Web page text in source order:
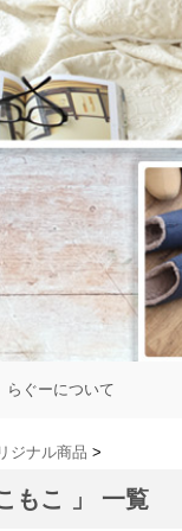
らぐーについて
ジナル商品 >
もこ 」 一覧